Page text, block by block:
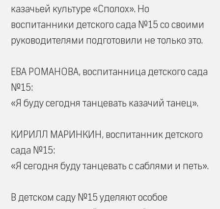
казачьей культуре «Сполох». Но
воспитанники детского сада №15 со своими
руководителями подготовили не только это.
ЕВА РОМАНОВА, воспитанница детского сада
№15:
«Я буду сегодня танцевать казачий танец».
КИРИЛЛ МАРИНКИН, воспитанник детского
сада №15:
«Я сегодня буду танцевать с саблями и петь».
В детском саду №15 уделяют особое